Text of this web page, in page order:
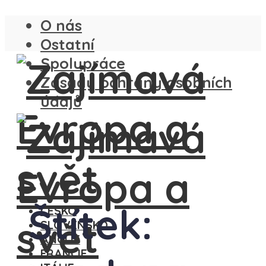
O nás
Ostatní
Spolupráce
Zásady ochrany osobních
údajů
ČESKO
SLOVENSKO
ANGLIE
FRANCIE
Štítek: